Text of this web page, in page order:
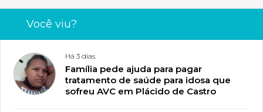
Você viu?
Há 3 dias
Família pede ajuda para pagar
tratamento de saúde para idosa que
sofreu AVC em Plácido de Castro